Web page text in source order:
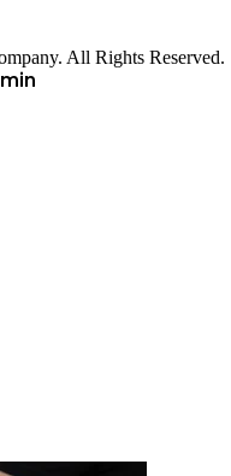
All Rights Reserved.